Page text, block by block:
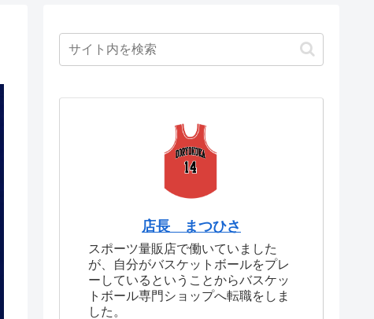
店長 まつひさ
スポーツ量販店で働いていました
が、自分がバスケットボールをプレ
ーしているということからバスケッ
トボール専門ショップへ転職をしま
した。